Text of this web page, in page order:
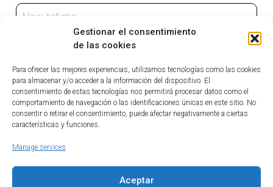
Gestionar el consentimiento
de las cookies
Para ofrecer las mejores experiencias, utilizamos tecnologías como las cookies
para almacenar y/o acceder a la información del dispositivo. El
consentimiento de estas tecnologías nos permitirá procesar datos como el
comportamiento de navegación o las identificaciones únicas en este sitio. No
consentir o retirar el consentimiento, puede afectar negativamente a ciertas
características y funciones.
Manage services
Aceptar